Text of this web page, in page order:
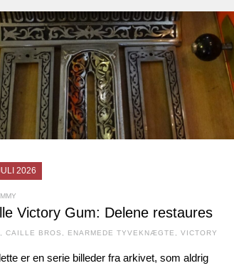
2026
Victory Gum: Delene restaures
CAILLE BROS ENARMEDE TYVEKNÆGTE VICTORY
er en serie billeder fra arkivet, som aldrig